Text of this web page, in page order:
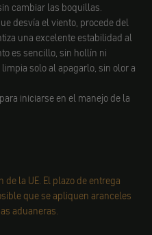
cambiar las boquillas.
desvía el viento, procede del
una excelente estabilidad al
es sencillo, sin hollín ni
solo al apagarlo, sin olor a
iniciarse en el manejo de la
la UE. El plazo de entrega
que se apliquen aranceles
aduaneras.